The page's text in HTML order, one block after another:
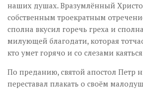
наших душах. Вразумлённый
собственным троекратным
сполна вкусил горечь греха и
милующей благодати, которая
кто умет горячо и со слезами
По преданию, святой апостол Петр
переставал плакать о своём